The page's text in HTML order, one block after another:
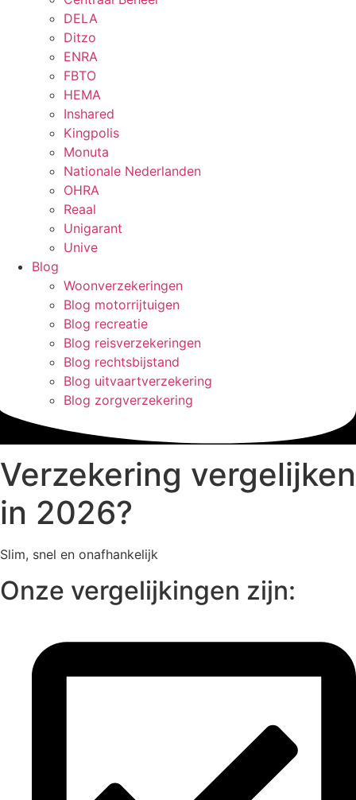
DELA
Ditzo
ENRA
FBTO
HEMA
Inshared
Kingpolis
Monuta
Nationale Nederlanden
OHRA
Reaal
Unigarant
Unive
Blog
Woonverzekeringen
Blog motorrijtuigen
Blog recreatie
Blog reisverzekeringen
Blog rechtsbijstand
Blog uitvaartverzekering
Blog zorgverzekering
Verzekering vergelijken
in 2026?
Slim, snel en onafhankelijk
Onze vergelijkingen zijn: